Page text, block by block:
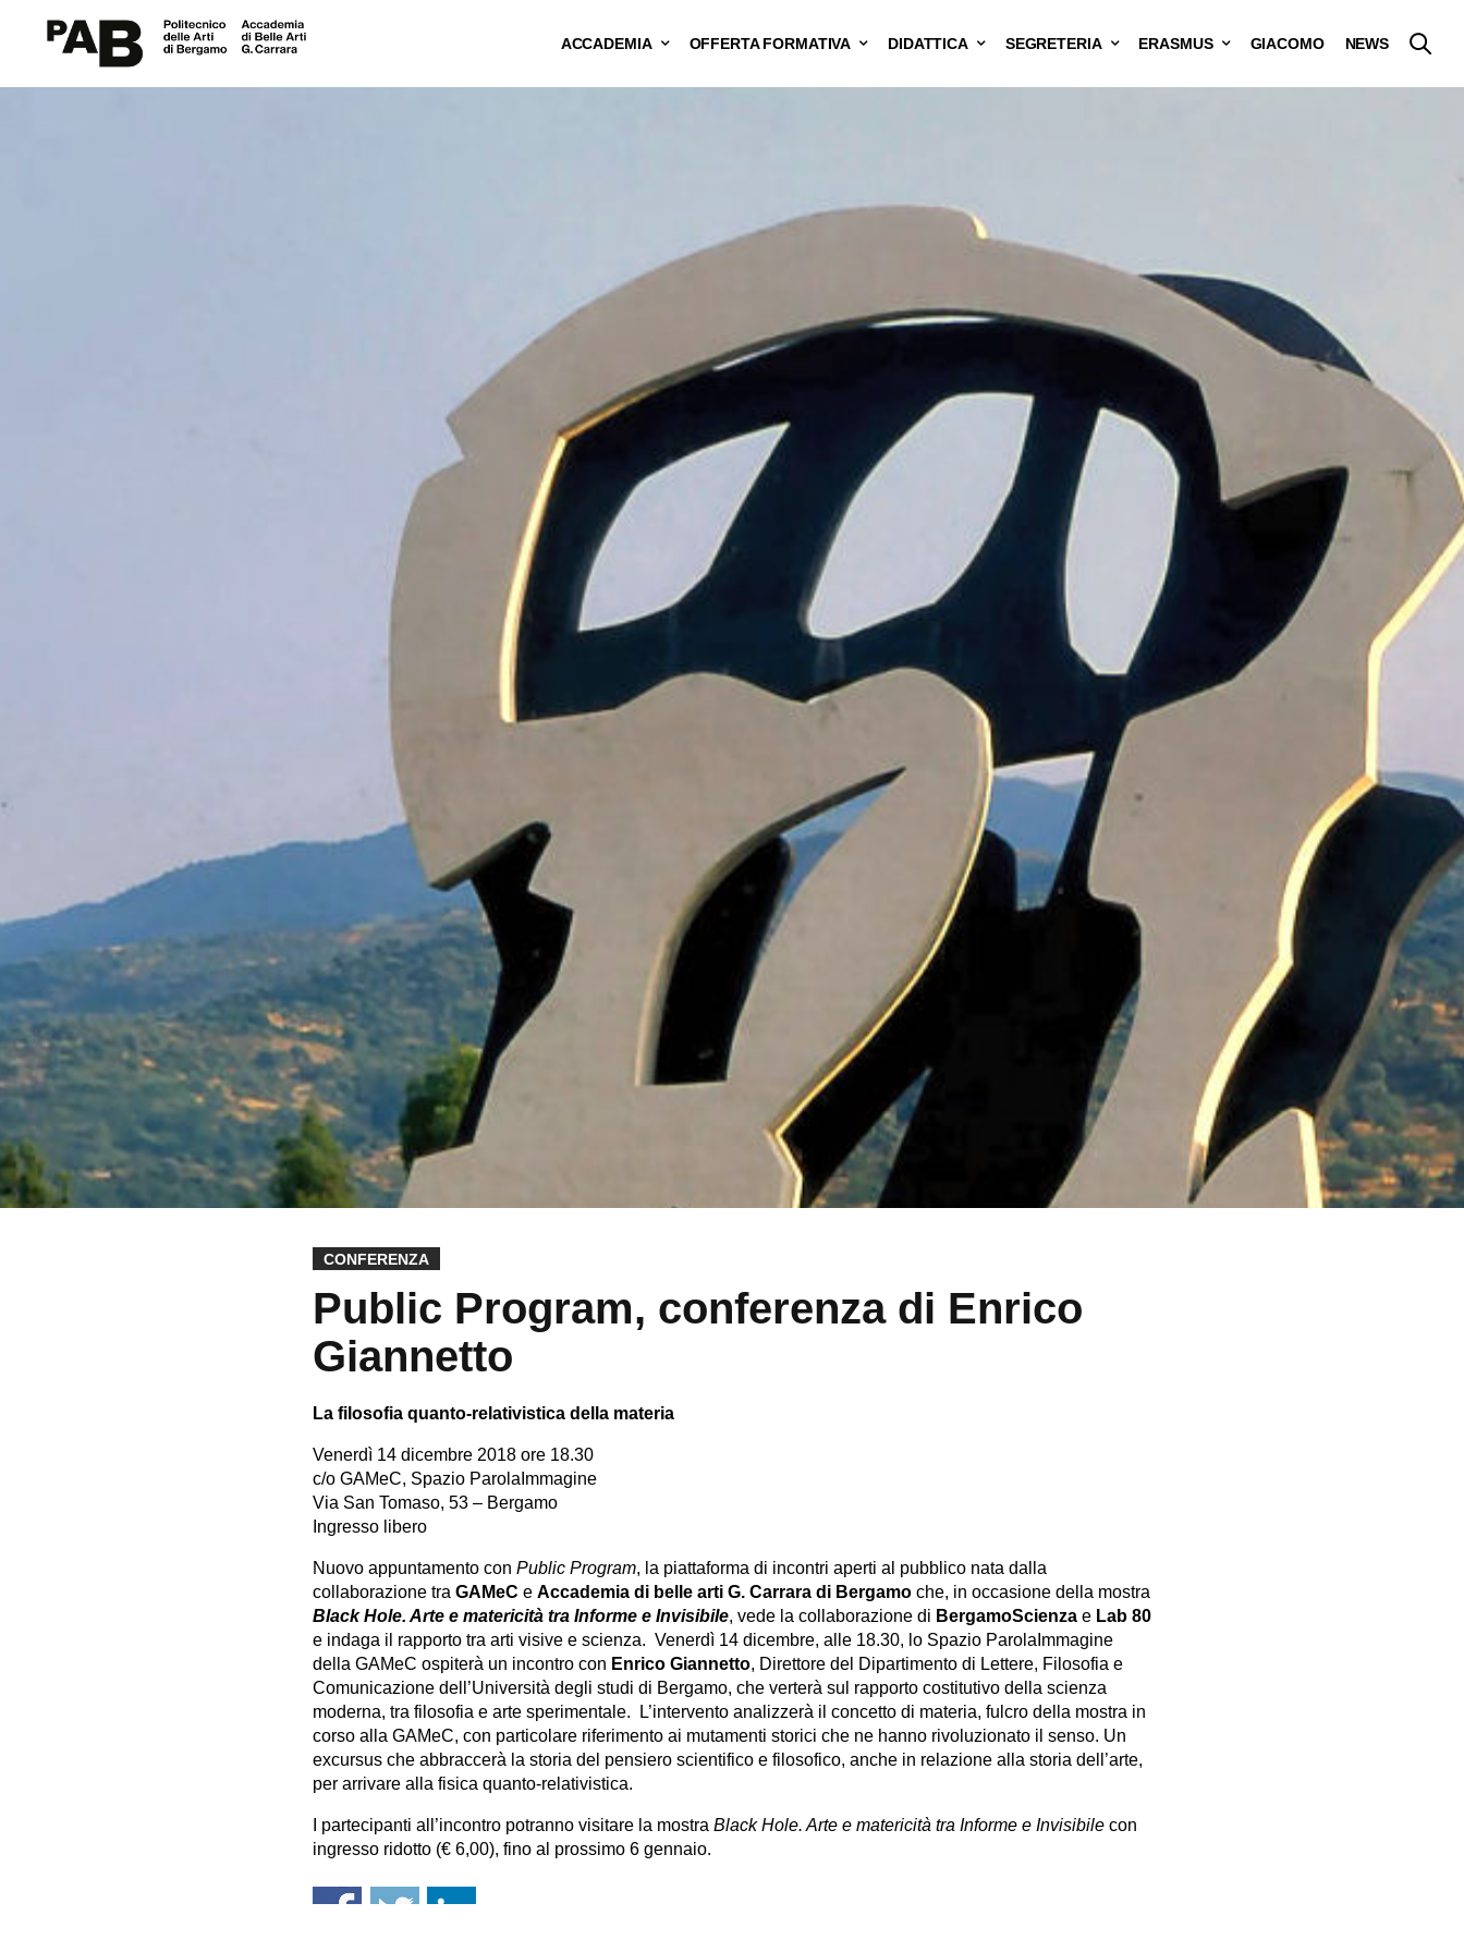
ACCADEMIA OFFERTA FORMATIVA DIDATTICA SEGRETERIA ERASMUS GIACOMO NEWS
CONFERENZA
Public Program, conferenza di Enrico
Giannetto
La filosofia quanto-relativistica della materia
Venerdì 14 dicembre 2018 ore 18.30
c/o GAMeC, Spazio ParolaImmagine
Via San Tomaso, 53 – Bergamo
Ingresso libero
Nuovo appuntamento con Public Program, la piattaforma di incontri aperti al pubblico nata dalla
collaborazione tra GAMeC e Accademia di belle arti G. Carrara di Bergamo che, in occasione della mostra
Black Hole. Arte e matericità tra Informe e Invisibile, vede la collaborazione di BergamoScienza e Lab 80
e indaga il rapporto tra arti visive e scienza. Venerdì 14 dicembre, alle 18.30, lo Spazio ParolaImmagine
della GAMeC ospiterà un incontro con Enrico Giannetto, Direttore del Dipartimento di Lettere, Filosofia e
Comunicazione dell’Università degli studi di Bergamo, che verterà sul rapporto costitutivo della scienza
moderna, tra filosofia e arte sperimentale. L’intervento analizzerà il concetto di materia, fulcro della mostra in
corso alla GAMeC, con particolare riferimento ai mutamenti storici che ne hanno rivoluzionato il senso. Un
excursus che abbraccerà la storia del pensiero scientifico e filosofico, anche in relazione alla storia dell’arte,
per arrivare alla fisica quanto-relativistica.
I partecipanti all’incontro potranno visitare la mostra Black Hole. Arte e matericità tra Informe e Invisibile con
ingresso ridotto (€ 6,00), fino al prossimo 6 gennaio.